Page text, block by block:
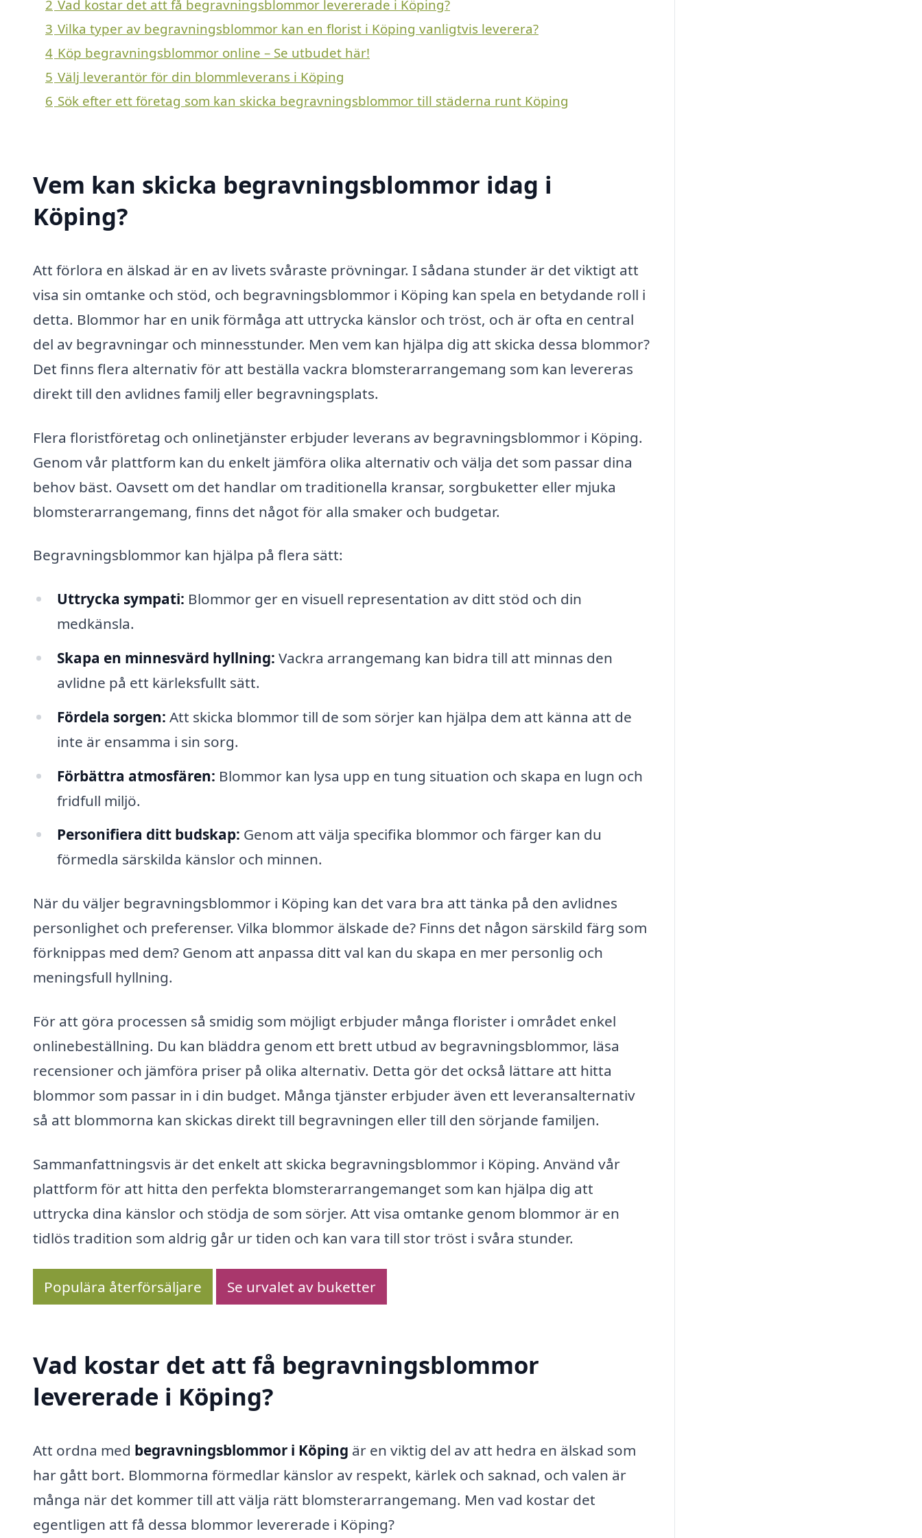
2 Vad kostar det att få begravningsblommor levererade i Köping?
3 Vilka typer av begravningsblommor kan en florist i Köping vanligtvis leverera?
4 Köp begravningsblommor online – Se utbudet här!
5 Välj leverantör för din blommleverans i Köping
6 Sök efter ett företag som kan skicka begravningsblommor till städerna runt Köping
Vem kan skicka begravningsblommor idag i
Köping?
Att förlora en älskad är en av livets svåraste prövningar. I sådana stunder är det viktigt att
visa sin omtanke och stöd, och begravningsblommor i Köping kan spela en betydande roll i
detta. Blommor har en unik förmåga att uttrycka känslor och tröst, och är ofta en central
del av begravningar och minnesstunder. Men vem kan hjälpa dig att skicka dessa blommor?
Det finns flera alternativ för att beställa vackra blomsterarrangemang som kan levereras
direkt till den avlidnes familj eller begravningsplats.
Flera floristföretag och onlinetjänster erbjuder leverans av begravningsblommor i Köping.
Genom vår plattform kan du enkelt jämföra olika alternativ och välja det som passar dina
behov bäst. Oavsett om det handlar om traditionella kransar, sorgbuketter eller mjuka
blomsterarrangemang, finns det något för alla smaker och budgetar.
Begravningsblommor kan hjälpa på flera sätt:
Uttrycka sympati: Blommor ger en visuell representation av ditt stöd och din
medkänsla.
Skapa en minnesvärd hyllning: Vackra arrangemang kan bidra till att minnas den
avlidne på ett kärleksfullt sätt.
Fördela sorgen: Att skicka blommor till de som sörjer kan hjälpa dem att känna att de
inte är ensamma i sin sorg.
Förbättra atmosfären: Blommor kan lysa upp en tung situation och skapa en lugn och
fridfull miljö.
Personifiera ditt budskap: Genom att välja specifika blommor och färger kan du
förmedla särskilda känslor och minnen.
När du väljer begravningsblommor i Köping kan det vara bra att tänka på den avlidnes
personlighet och preferenser. Vilka blommor älskade de? Finns det någon särskild färg som
förknippas med dem? Genom att anpassa ditt val kan du skapa en mer personlig och
meningsfull hyllning.
För att göra processen så smidig som möjligt erbjuder många florister i området enkel
onlinebeställning. Du kan bläddra genom ett brett utbud av begravningsblommor, läsa
recensioner och jämföra priser på olika alternativ. Detta gör det också lättare att hitta
blommor som passar in i din budget. Många tjänster erbjuder även ett leveransalternativ
så att blommorna kan skickas direkt till begravningen eller till den sörjande familjen.
Sammanfattningsvis är det enkelt att skicka begravningsblommor i Köping. Använd vår
plattform för att hitta den perfekta blomsterarrangemanget som kan hjälpa dig att
uttrycka dina känslor och stödja de som sörjer. Att visa omtanke genom blommor är en
tidlös tradition som aldrig går ur tiden och kan vara till stor tröst i svåra stunder.
Populära återförsäljare Se urvalet av buketter
Vad kostar det att få begravningsblommor
levererade i Köping?
Att ordna med begravningsblommor i Köping är en viktig del av att hedra en älskad som
har gått bort. Blommorna förmedlar känslor av respekt, kärlek och saknad, och valen är
många när det kommer till att välja rätt blomsterarrangemang. Men vad kostar det
egentligen att få dessa blommor levererade i Köping?